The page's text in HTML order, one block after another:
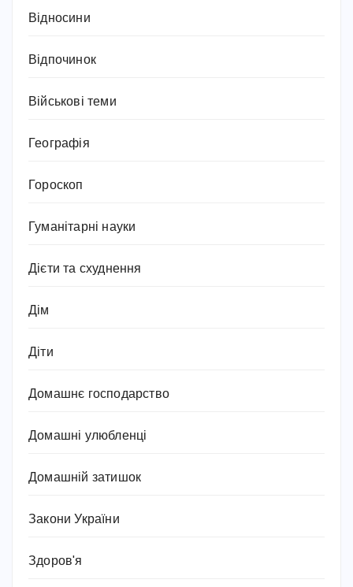
Відносини
Відпочинок
Військові теми
Географія
Гороскоп
Гуманітарні науки
Дієти та схуднення
Дім
Діти
Домашнє господарство
Домашні улюбленці
Домашній затишок
Закони України
Здоров'я